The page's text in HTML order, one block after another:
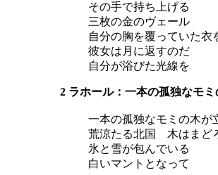
その手で持ち上げる
三枚の金のヴェール
自分の胸を覆っていた衣
彼女は月に返すのだ
自分が浴びた光線を
2 ラホール：一本の孤独なモミ
一本の孤独なモミの木
荒涼たる北国 木はまど
氷と雪が包んでいる
白いマントとなって